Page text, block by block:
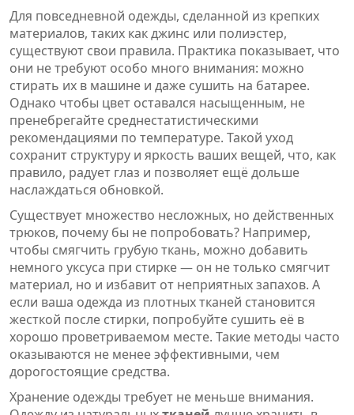
Для повседневной одежды, сделанной из крепких
материалов, таких как джинс или полиэстер,
существуют свои правила. Практика показывает, что
они не требуют особо много внимания: можно
стирать их в машине и даже сушить на батарее.
Однако чтобы цвет оставался насыщенным, не
пренебрегайте среднестатистическими
рекомендациями по температуре. Такой уход
сохранит структуру и яркость ваших вещей, что, как
правило, радует глаз и позволяет ещё дольше
наслаждаться обновкой.
Существует множество несложных, но действенных
трюков, почему бы не попробовать? Например,
чтобы смягчить грубую ткань, можно добавить
немного уксуса при стирке — он не только смягчит
материал, но и избавит от неприятных запахов. А
если ваша одежда из плотных тканей становится
жесткой после стирки, попробуйте сушить её в
хорошо проветриваемом месте. Такие методы часто
оказываются не менее эффективными, чем
дорогостоящие средства.
Хранение одежды требует не меньше внимания.